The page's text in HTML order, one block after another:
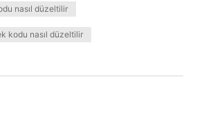
nasıl düzeltilir
kodu nasıl düzeltilir